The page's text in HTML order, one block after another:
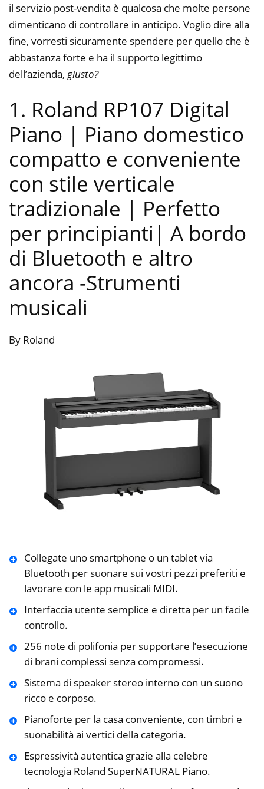
il servizio post-vendita è qualcosa che molte persone
dimenticano di controllare in anticipo. Voglio dire alla
fine, vorresti sicuramente spendere per quello che è
abbastanza forte e ha il supporto legittimo
dell’azienda, giusto?
1. Roland RP107 Digital
Piano | Piano domestico
compatto e conveniente
con stile verticale
tradizionale | Perfetto
per principianti| A bordo
di Bluetooth e altro
ancora -Strumenti
musicali
By Roland
Collegate uno smartphone o un tablet via
Bluetooth per suonare sui vostri pezzi preferiti e
lavorare con le app musicali MIDI.
Interfaccia utente semplice e diretta per un facile
controllo.
256 note di polifonia per supportare l’esecuzione
di brani complessi senza compromessi.
Sistema di speaker stereo interno con un suono
ricco e corposo.
Pianoforte per la casa conveniente, con timbri e
suonabilità ai vertici della categoria.
Espressività autentica grazie alla celebre
tecnologia Roland SuperNATURAL Piano.